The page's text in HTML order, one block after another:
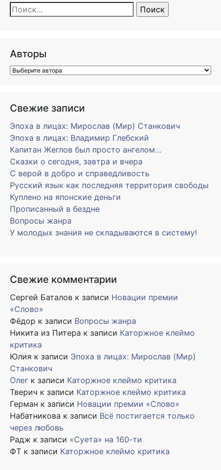
Найти:
Авторы
Свежие записи
Эпоха в лицах: Мирослав (Мир) Станкович
Эпоха в лицах: Владимир Глебский
Капитан Жеглов был просто ангелом…
Сказки о сегодня, завтра и вчера
С верой в добро и справедливость
Русский язык как последняя территория свободы
Куплено на японские деньги
Прописанный в бездне
Вопросы жанра
У молодых знания не складываются в систему!
Свежие комментарии
Сергей Баталов к записи Новации премии
«Слово»
Фёдор к записи Вопросы жанра
Никита из Питера к записи Каторжное клеймо
критика
Юлия к записи Эпоха в лицах: Мирослав (Мир)
Станкович
Олег к записи Каторжное клеймо критика
Тверич к записи Каторжное клеймо критика
Герман к записи Новации премии «Слово»
Набатникова к записи Всё постигается только
через любовь
Радж к записи «Суета» на 160-ти
ФТ к записи Каторжное клеймо критика